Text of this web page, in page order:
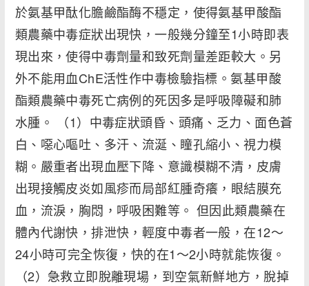
於氨基甲酞化膽鹼酯酶不穩定，使得氨基甲酸酯
類農藥中毒症狀出現快，一般幾分鐘至1小時即表
現出來，使得中毒劑量和致死劑量差距較大。另
外不能用血ChE活性作中毒檢驗指標。氨基甲酸
酯類農藥中毒死亡病例的死因多是呼吸障礙和肺
水腫。 （1）中毒症狀頭昏、頭痛、乏力、面色蒼
白、噁心嘔吐、多汗、流涎、瞳孔縮小、視力模
糊。嚴重者出現血壓下降、意識模糊不清，皮膚
出現接觸皮炎如風疹而局部紅腫奇癢，眼結膜充
血，流淚，胸悶，呼吸困難等。 但因此類農藥在
體內代謝快，排泄快，輕度中毒者一般，在12～
24小時可完全恢復，快的在1～2小時就能恢復。
（2）急救立即脫離現場，到空氣新鮮地方，脫掉